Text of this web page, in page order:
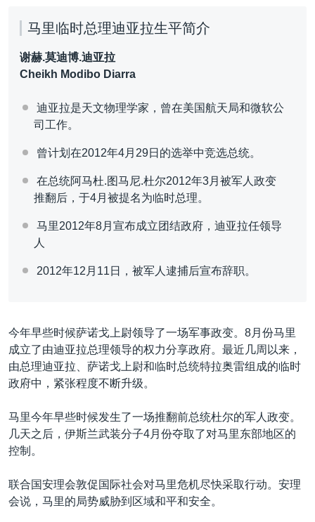
台海两岸关系
南中国海争端
关注新疆
马里临时总理迪亚拉生平简介
谢赫.莫迪博.迪亚拉
Cheikh Modibo Diarra
迪亚拉是天文物理学家，曾在美国航天局和微软公
司工作。
曾计划在2012年4月29日的选举中竞选总统。
在总统阿马杜.图马尼.杜尔2012年3月被军人政变
推翻后，于4月被提名为临时总理。
马里2012年8月宣布成立团结政府，迪亚拉任领导
人
2012年12月11日，被军人逮捕后宣布辞职。
今年早些时候萨诺戈上尉领导了一场军事政变。8月份马里
成立了由迪亚拉总理领导的权力分享政府。最近几周以来，
由总理迪亚拉、萨诺戈上尉和临时总统特拉奥雷组成的临时
政府中，紧张程度不断升级。
马里今年早些时候发生了一场推翻前总统杜尔的军人政变。
几天之后，伊斯兰武装分子4月份夺取了对马里东部地区的
控制。
联合国安理会敦促国际社会对马里危机尽快采取行动。安理
会说，马里的局势威胁到区域和平和安全。